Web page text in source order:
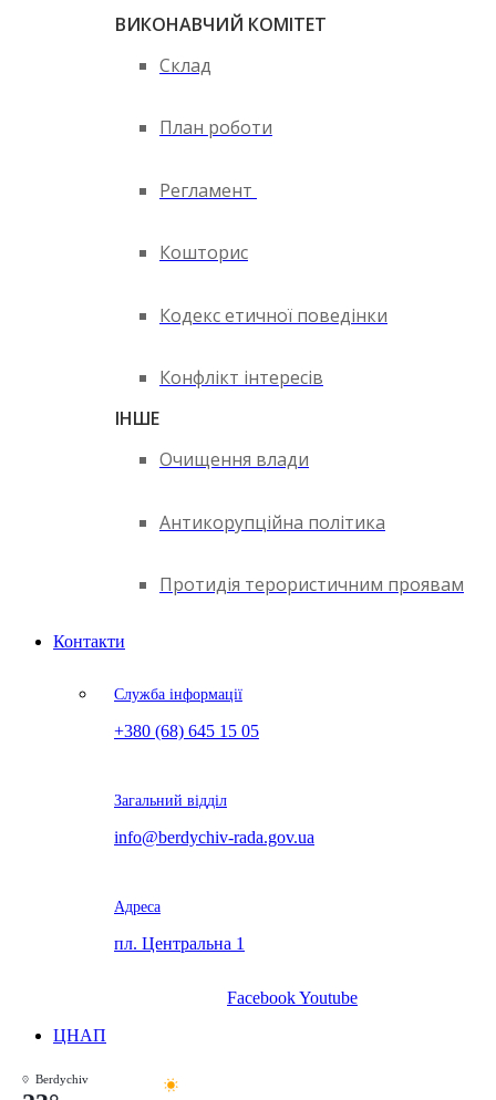
ВИКОНАВЧИЙ КОМІТЕТ
Склад
План роботи
Регламент
Кошторис
Кодекс етичної поведінки
Конфлікт інтересів
ІНШЕ
Очищення влади
Антикорупційна політика
Протидія терористичним проявам
Контакти
Служба інформації
+380 (68) 645 15 05
Загальний відділ
info@berdychiv-rada.gov.ua
Адреса
пл. Центральна 1
FacebookYoutube
ЦНАП
Berdychiv